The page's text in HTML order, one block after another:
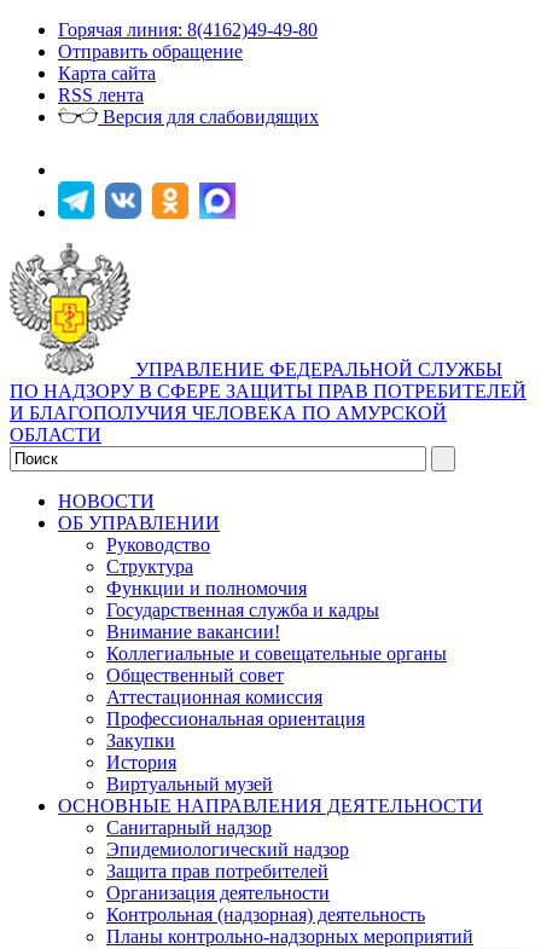
Горячая линия: 8(4162)49-49-80
Отправить обращение
Карта сайта
RSS лента
Версия для слабовидящих
УПРАВЛЕНИЕ ФЕДЕРАЛЬНОЙ СЛУЖБЫ
ПО НАДЗОРУ В СФЕРЕ ЗАЩИТЫ ПРАВ ПОТРЕБИТЕЛЕЙ
И БЛАГОПОЛУЧИЯ ЧЕЛОВЕКА ПО АМУРСКОЙ
ОБЛАСТИ
НОВОСТИ
ОБ УПРАВЛЕНИИ
Руководство
Структура
Функции и полномочия
Государственная служба и кадры
Внимание вакансии!
Коллегиальные и совещательные органы
Общественный совет
Аттестационная комиссия
Профессиональная ориентация
Закупки
История
Виртуальный музей
ОСНОВНЫЕ НАПРАВЛЕНИЯ ДЕЯТЕЛЬНОСТИ
Санитарный надзор
Эпидемиологический надзор
Защита прав потребителей
Организация деятельности
Контрольная (надзорная) деятельность
Планы контрольно-надзорных мероприятий